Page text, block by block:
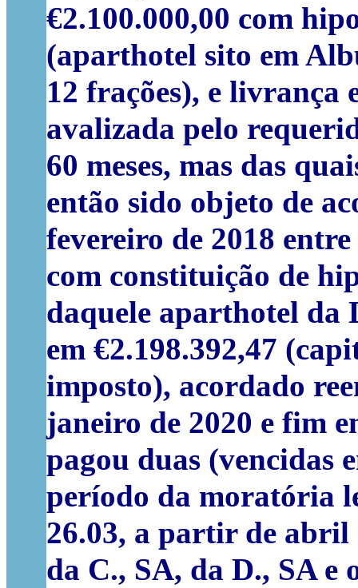
€2.100.000,00 com
(aparthotel sito em
12 frações), e livrança
avalizada pelo
60 meses, mas das
então sido objeto de
fevereiro de 2018
com constituição de
daquele aparthotel da
em €2.198.392,47
imposto), acordado
janeiro de 2020 e fim
pagou duas (vencidas
período da moratória
26.03, a partir de abril
da C., SA, da D., SA e